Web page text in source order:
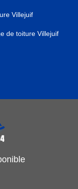
Villejuif
de toiture Villejuif